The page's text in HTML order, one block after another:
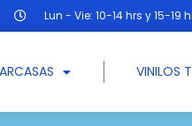
Lun - Vie: 10-14 hrs y 15-19
VINILOS